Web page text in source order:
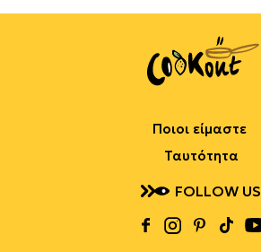
Ποιοι είμαστε
Ταυτότητα
FOLLOW US